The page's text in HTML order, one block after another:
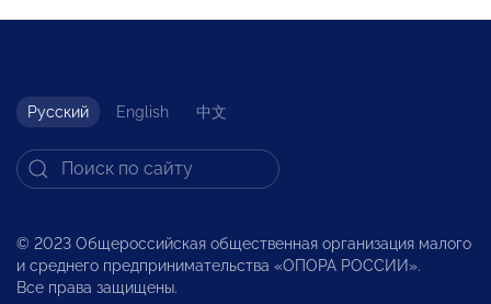
Русский English 中文
© 2023 Общероссийская общественная организация малого
и среднего предпринимательства «ОПОРА РОССИИ».
Все права защищены.